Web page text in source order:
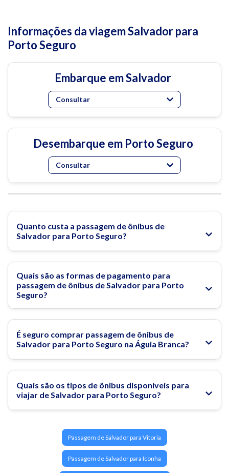
Informações da viagem Salvador para
Porto Seguro
Embarque em Salvador
Consultar
Desembarque em Porto Seguro
Consultar
Quanto custa a passagem de ônibus de
Salvador para Porto Seguro?
Quais são as formas de pagamento para
passagem de ônibus de Salvador para Porto
Seguro?
É seguro comprar passagem de ônibus de
Salvador para Porto Seguro na Águia Branca?
Quais são os tipos de ônibus disponíveis para
viajar de Salvador para Porto Seguro?
Passagem de Salvador para Vitoria
Passagem de Salvador para Iconha